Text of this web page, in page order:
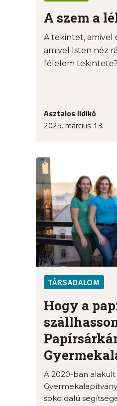
A szem a
A tekintet, amivel
amivel Isten néz
félelem
Asztalos Ildikó
2025. március 13.
TÁRSADALOM
Hogy a
A 2020-ban
sokoldalú